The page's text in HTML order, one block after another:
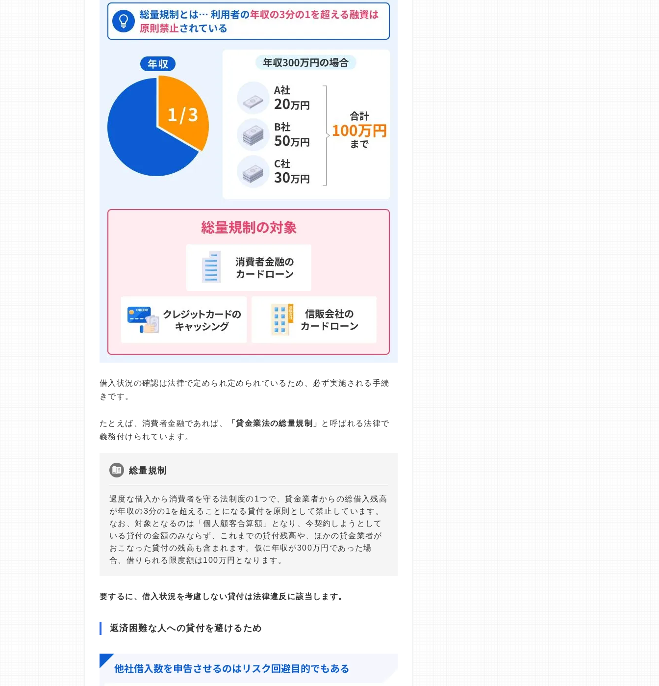
借入状況の確認は法律で定められ定められているため、必ず実施される手続
きです。
たとえば、消費者金融であれば、 「貸金業法の総量規制」 と呼ばれる法律で
義務付けられています。
総量規制
過度な借入から消費者を守る法制度の1つで、貸金業者からの総借入残高
が年収の3分の1を超えることになる貸付を原則として禁止しています。
なお、対象となるのは「個人顧客合算額」となり、今契約しようとして
いる貸付の金額のみならず、これまでの貸付残高や、ほかの貸金業者が
おこなった貸付の残高も含まれます。仮に年収が300万円であった場
合、借りられる限度額は100万円となります。
要するに、借入状況を考慮しない貸付は法律違反に該当します。
返済困難な人への貸付を避けるため